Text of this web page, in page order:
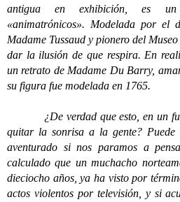
antigua en exhibición, es
«animatrónicos». Modelada por el
Madame Tussaud y pionero del
dar la ilusión de que respira. En
un retrato de Madame Du Barry,
su figura fue modelada en 1765.
¿De verdad que esto, en un
quitar la sonrisa a la gente? Puede
aventurado si nos paramos a
calculado que un muchacho
dieciocho años, ya ha visto por
actos violentos por televisión, y si